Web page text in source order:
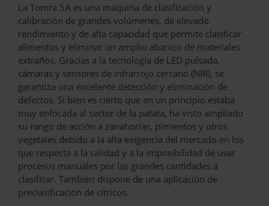
La Tomra 5A es una máquina de clasificación y
calibración de grandes volúmenes, de elevado
rendimiento y de alta capacidad que permite clasificar
alimentos y eliminar un amplio abanico de materiales
extraños. Gracias a la tecnología de LED pulsada,
cámaras y sensores de infrarrojo cercano (NIR), se
garantiza una excelente detección y eliminación de
defectos. Si bien es cierto que en un principio estaba
muy enfocada al sector de la patata, ha visto ampliado
su rango de acción a zanahorias, pimientos y otros
vegetales debido a la alta exigencia del mercado en los
que respecta a la calidad y a la imposibilidad de usar
procesos manuales por las grandes cantidades a
clasificar. También dispone de una aplicación de
preclasificación de cítricos.